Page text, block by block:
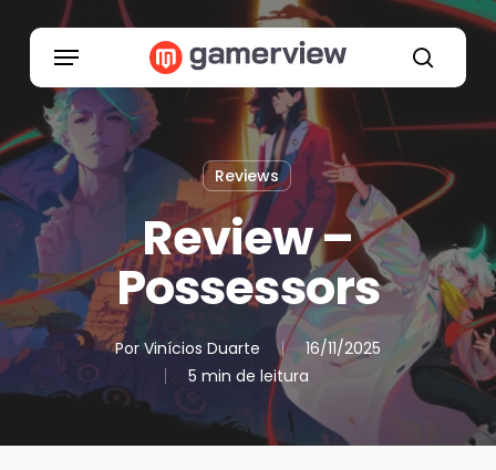
content
search
Menu
Reviews
Review –
Possessors
Por Vinícios Duarte
16/11/2025
5 min de leitura